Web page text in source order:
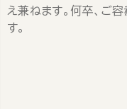
え兼ねます。何卒、ご
す。